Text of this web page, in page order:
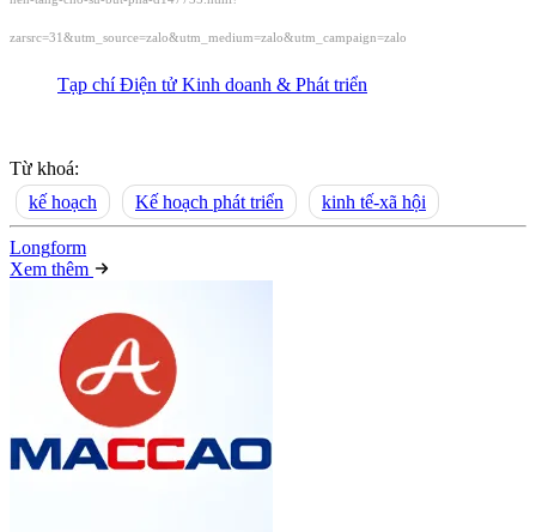
zarsrc=31&utm_source=zalo&utm_medium=zalo&utm_campaign=zalo
Tạp chí Điện tử Kinh doanh & Phát triển
Từ khoá:
kế hoạch
Kế hoạch phát triển kinh tế-xã hội
Longform
Xem thêm